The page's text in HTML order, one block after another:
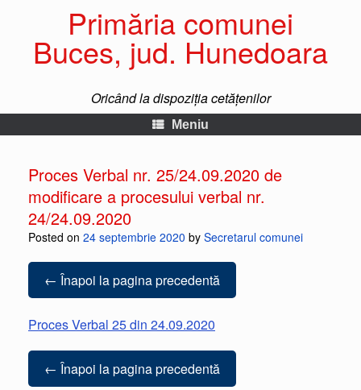
Primăria comunei
Buces, jud. Hunedoara
Oricând la dispoziția cetățenilor
Meniu
Proces Verbal nr. 25/24.09.2020 de
modificare a procesului verbal nr.
24/24.09.2020
Posted on 24 septembrie 2020 by Secretarul comunei
← Înapoi la pagina precedentă
Proces Verbal 25 din 24.09.2020
← Înapoi la pagina precedentă